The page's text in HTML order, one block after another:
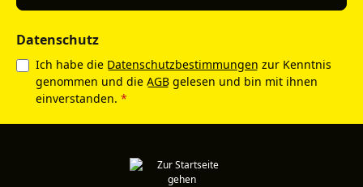
Datenschutz
Ich habe die Datenschutzbestimmungen zur Kenntnis
genommen und die AGB gelesen und bin mit ihnen
einverstanden. *